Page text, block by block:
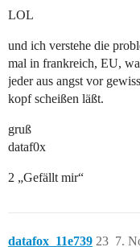
LOL
und ich verstehe die
mal in frankreich, EU,
jeder aus angst vor
kopf scheißen läßt.
gruß
dataf0x
2 „Gefällt mir“
datafox_11e739 7.
23